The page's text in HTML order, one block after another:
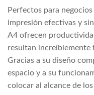
Perfectos para
impresión efectivas y
A4 ofrecen
resultan increíblemente
Gracias a su diseño
espacio y a su
colocar al alcance de